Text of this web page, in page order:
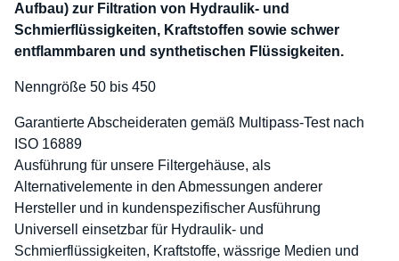
Aufbau) zur Filtration von Hydraulik- und
Schmierflüssigkeiten, Kraftstoffen sowie schwer
entflammbaren und synthetischen Flüssigkeiten.
Nenngröße 50 bis 450
Garantierte Abscheideraten gemäß Multipass-Test nach
ISO 16889
Ausführung für unsere Filtergehäuse, als
Alternativelemente in den Abmessungen anderer
Hersteller und in kundenspezifischer Ausführung
Universell einsetzbar für Hydraulik- und
Schmierflüssigkeiten, Kraftstoffe, wässrige Medien und